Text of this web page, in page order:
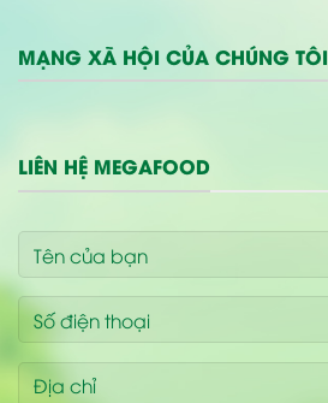
MẠNG XÃ HỘI CỦA CHÚNG TÔI
LIÊN HỆ MEGAFOOD